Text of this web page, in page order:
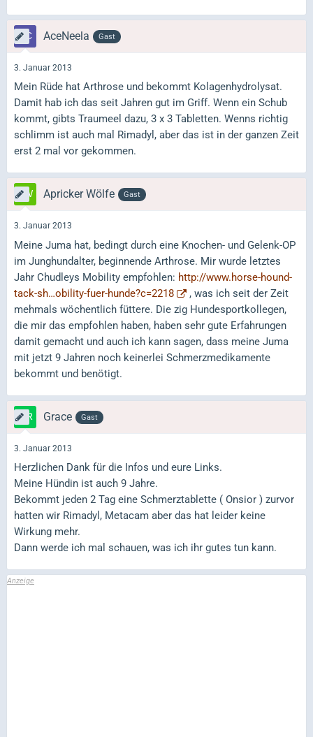
AceNeela Gast
3. Januar 2013
Mein Rüde hat Arthrose und bekommt Kolagenhydrolysat.
Damit hab ich das seit Jahren gut im Griff. Wenn ein Schub
kommt, gibts Traumeel dazu, 3 x 3 Tabletten. Wenns richtig
schlimm ist auch mal Rimadyl, aber das ist in der ganzen Zeit
erst 2 mal vor gekommen.
Apricker Wölfe Gast
3. Januar 2013
Meine Juma hat, bedingt durch eine Knochen- und Gelenk-OP
im Junghundalter, beginnende Arthrose. Mir wurde letztes
Jahr Chudleys Mobility empfohlen: http://www.horse-hound-
tack-sh…obility-fuer-hunde?c=2218
, was ich seit der Zeit
mehmals wöchentlich füttere. Die zig Hundesportkollegen,
die mir das empfohlen haben, haben sehr gute Erfahrungen
damit gemacht und auch ich kann sagen, dass meine Juma
mit jetzt 9 Jahren noch keinerlei Schmerzmedikamente
bekommt und benötigt.
Grace Gast
3. Januar 2013
Herzlichen Dank für die Infos und eure Links.
Meine Hündin ist auch 9 Jahre.
Bekommt jeden 2 Tag eine Schmerztablette ( Onsior ) zurvor
hatten wir Rimadyl, Metacam aber das hat leider keine
Wirkung mehr.
Dann werde ich mal schauen, was ich ihr gutes tun kann.